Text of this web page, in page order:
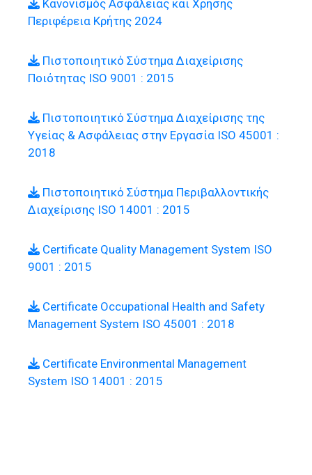
Κανονισμός Ασφάλειας και Χρήσης
Περιφέρεια Κρήτης 2024
Πιστοποιητικό Σύστημα Διαχείρισης
Ποιότητας ISO 9001 : 2015
Πιστοποιητικό Σύστημα Διαχείρισης της
Υγείας & Ασφάλειας στην Εργασία ISO 45001 :
2018
Πιστοποιητικό Σύστημα Περιβαλλοντικής
Διαχείρισης ISO 14001 : 2015
Certificate Quality Management System ISO
9001 : 2015
Certificate Occupational Health and Safety
Management System ISO 45001 : 2018
Certificate Environmental Management
System ISO 14001 : 2015